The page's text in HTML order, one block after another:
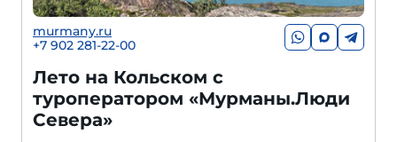
murmany.ru
+7 902 281-22-00
Лето на Кольском с
туроператором «Мурманы.Люди
Севера»